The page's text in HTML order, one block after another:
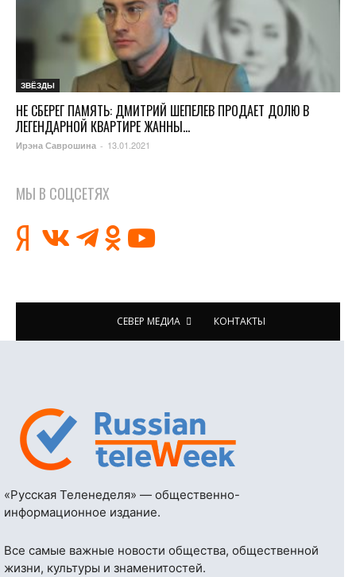
ЗВЁЗДЫ
НЕ СБЕРЕГ ПАМЯТЬ: ДМИТРИЙ ШЕПЕЛЕВ ПРОДАЕТ ДОЛЮ В
ЛЕГЕНДАРНОЙ КВАРТИРЕ ЖАННЫ...
Ирэна Саврошина - 13.01.2021
МЫ В СОЦСЕТЯХ
СЕВЕР МЕДИА КОНТАКТЫ
«Русская Теленеделя» — общественно-
информационное издание.
Все самые важные новости общества, общественной
жизни, культуры и знаменитостей.